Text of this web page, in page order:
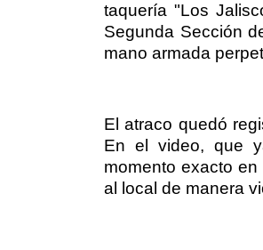
taquería "Los
Segunda Sección
mano armada
El atraco quedó
En el video, que
momento exacto
al local de manera